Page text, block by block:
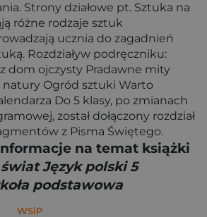
Strony działowe pt. Sztuka na
różne rodzaje sztuk
ucznia do zagadnień
Rozdziaływ podręczniku:
dom ojczysty Pradawne mity
natury Ogród sztuki Warto
Do 5 klasy, po zmianach
został dołączony rozdział
z Pisma Świętego.
na temat książki
Język polski 5
podstawowa
WSiP